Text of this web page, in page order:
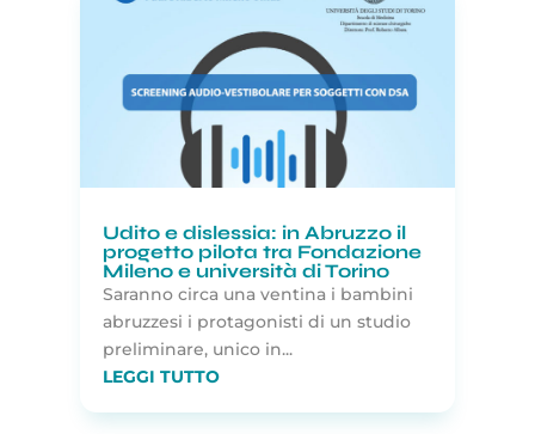
Udito e dislessia: in Abruzzo il
progetto pilota tra Fondazione
Mileno e università di Torino
Saranno circa una ventina i bambini
abruzzesi i protagonisti di un studio
preliminare, unico in...
LEGGI TUTTO